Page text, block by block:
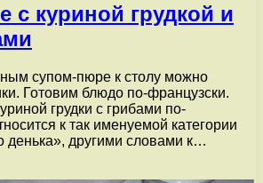
с куриной грудкой и
супом-пюре к столу можно
Готовим блюдо по-французски.
грудки с грибами по-
к так именуемой категории
денька», другими словами к…